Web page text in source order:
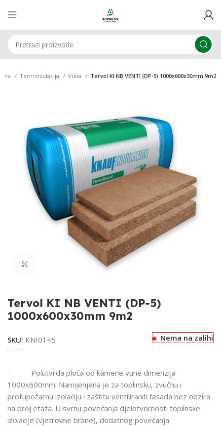
Termoizolacija Vuna Tervol KI NB VENTI (DP-5) 1000x600x30mm 9m2
Klikni za uvećavanje
Tervol KI NB VENTI (DP-5)
1000x600x30mm 9m2
SKU: KNI0145 Nema na zalihi
– Polutvrda ploča od kamene vune dimenzija
1000x600mm. Namijenjena je za toplinsku, zvučnu i
protupožarnu izolaciju i zaštitu ventiliranih fasada bez obzira
na broj etaža. U svrhu povećanja djelotvornosti toplinske
izolacije (vjetrovne brane), dodatnog povećanja